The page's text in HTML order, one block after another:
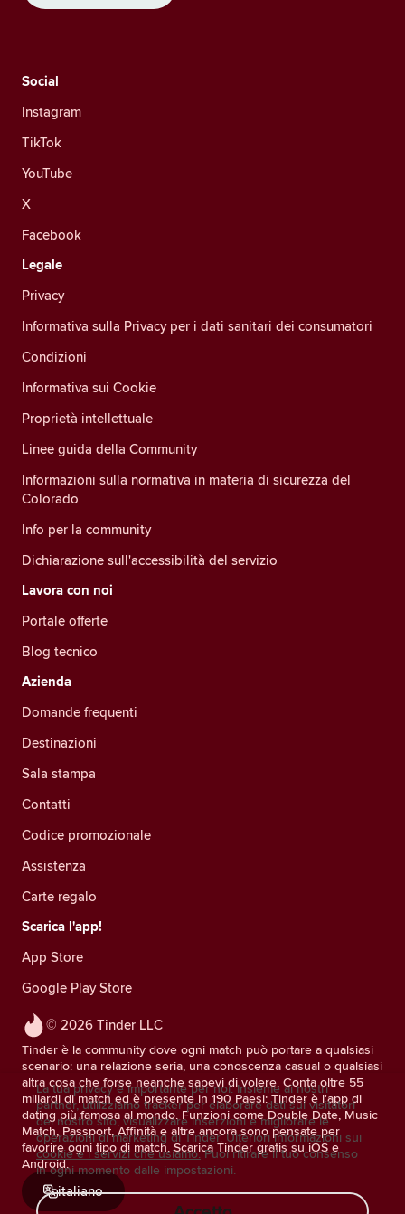
© 2026 Tinder LLC
Tinder è la community dove ogni match può portare a qualsiasi
scenario: una relazione seria, una conoscenza casual o qualsiasi
altra cosa che forse neanche sapevi di volere. Conta oltre 55
miliardi di match ed è presente in 190 Paesi: Tinder è l'app di
dating più famosa al mondo. Funzioni come Double Date, Music
Match, Passport, Affinità e altre ancora sono pensate per
favorire ogni tipo di match. Scarica Tinder gratis su iOS e
Android.
italiano
Social
Instagram
TikTok
YouTube
X
Facebook
Legale
Privacy
Informativa sulla Privacy per i dati sanitari dei consumatori
Condizioni
Informativa sui Cookie
Proprietà intellettuale
Linee guida della Community
Informazioni sulla normativa in materia di sicurezza del
Colorado
Info per la community
Dichiarazione sull'accessibilità del servizio
Lavora con noi
Portale offerte
Blog tecnico
Azienda
Domande frequenti
Destinazioni
Sala stampa
Contatti
Codice promozionale
Assistenza
Carte regalo
Scarica l'app!
App Store
Google Play Store
La tua privacy è importante per noi. Insieme ai nostri
partner, utilizziamo tracker per elaborare dati sui visitatori
del nostro sito, visualizzare inserzioni e migliorare le
operazioni di marketing di Tinder. Ulteriori informazioni sui
cookie e i servizi che usiamo. Puoi ritirare il tuo consenso
in ogni momento dalle impostazioni.